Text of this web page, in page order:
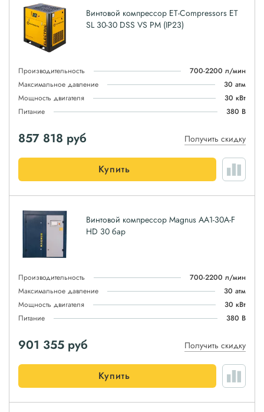
Винтовой компрессор ET-Compressors ET
SL 30-30 DSS VS PM (IP23)
Производительность
700-2200 л/мин
Максимальное давление
30 атм
Мощность двигателя
30 кВт
Питание
380 В
857 818 руб Получить скидку
Купить
Винтовой компрессор Magnus АА1-30A-F
HD 30 бар
Производительность
700-2200 л/мин
Максимальное давление
30 атм
Мощность двигателя
30 кВт
Питание
380 В
901 355 руб Получить скидку
Купить